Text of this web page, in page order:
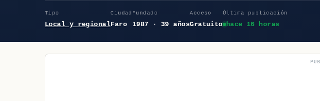
Tipo
Local y regional
Ciudad
Faro
Fundado
1987 · 39 años
Acceso
Gratuito
Última publicación
hace 16 horas